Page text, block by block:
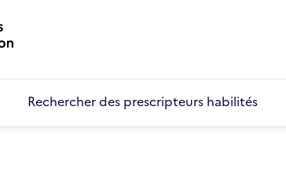
Rechercher des prescripteurs habilités